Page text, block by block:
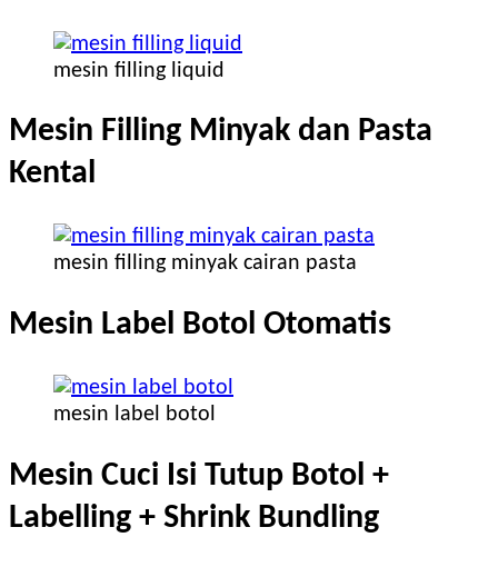
mesin filling liquid
Mesin Filling Minyak dan Pasta
Kental
mesin filling minyak cairan pasta
Mesin Label Botol Otomatis
mesin label botol
Mesin Cuci Isi Tutup Botol +
Labelling + Shrink Bundling